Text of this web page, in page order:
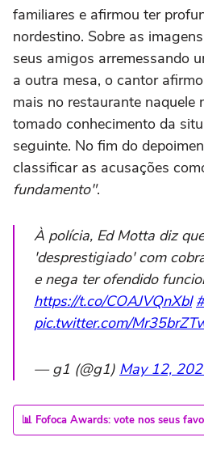
familiares e afirmou ter
nordestino. Sobre as
seus amigos arremessando
a outra mesa, o cantor
mais no restaurante naquele
tomado conhecimento da
seguinte. No fim do
classificar as acusações
fundamento".
À polícia, Ed Motta diz
'desprestigiado' com
e nega ter ofendido
https://t.co/COAJVQnXbl
pic.twitter.com/
— g1 (@g1) May 12,
📊 Fofoca Awards: vote nos seus